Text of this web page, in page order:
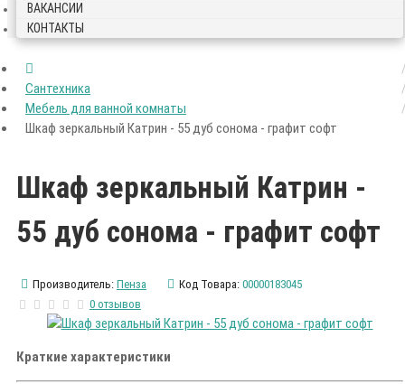
ВАКАНСИИ
КОНТАКТЫ
Сантехника
Мебель для ванной комнаты
Шкаф зеркальный Катрин - 55 дуб сонома - графит софт
Шкаф зеркальный Катрин -
55 дуб сонома - графит софт
Производитель: Пенза Код Товара: 00000183045
0 отзывов
Краткие характеристики